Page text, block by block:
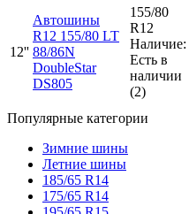
12''
Автошины
R12 155/80 LT
88/86N
DoubleStar
DS805
155/80
R12
Наличие:
Есть в
наличии
(2)
Популярные категории
Зимние шины
Летние шины
185/65 R14
175/65 R14